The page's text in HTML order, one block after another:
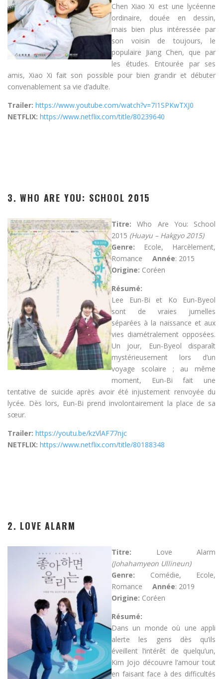
Chen Xiao Xi est une lycéenne
ordinaire, douée en dessin,
mais bien plus intéressée par
son voisin de toujours, le
populaire Jiang Chen, que par
les études. Entourée par ses
amis, Xiao Xi fait son possible pour bien grandir et débuter
convenablement sa vie d’adulte.
Trailer: https://www.youtube.com/watch?v=7I1SPKwTXJ0
NETFLIX: https://www.netflix.com/title/80239640
3. WHO ARE YOU: SCHOOL 2015
Titre: Who Are You: School
2015 (Huayu – Hakgyo 2015)
Genre: Ecole, Harcèlement,
Romance Année: 2015
Origine: Coréen
Résumé:
Lee Eun-Bi et Ko Eun-Byeol
sont de vraies jumelles
séparées à la naissance et aux
vies diamétralement opposées.
Un jour, Eun-Byeol disparaît
mystérieusement lors d’un
voyage scolaire ; au même
moment, Eun-Bi fait une
tentative de suicide après avoir été injustement renvoyée du
lycée. Dès lors, Eun-Bi prend involontairement la place de sa
sœur.
Trailer: https://youtu.be/kzVlAF77njc
NETFLIX: https://www.netflix.com/title/80188348
2. LOVE ALARM
Titre: Love Alarm
(Johahamyeon Ullineun)
Genre: Comédie, Ecole,
Romance Année: 2019
Origine: Coréen
Résumé:
Dans un monde où une appli
alerte les gens dès qu’ils
éveillent l’intérêt de quelqu’un,
Kim Jojo découvre l’amour tout
en faisant face à des difficultés